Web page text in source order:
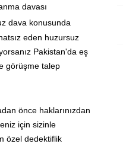
davası
dava konusunda
eden huzursuz
Pakistan'da eş
görüşme talep
önce haklarınızdan
için sizinle
özel dedektiflik